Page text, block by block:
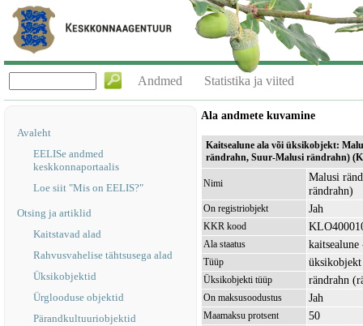
Andmed Statistika ja viited
Avaleht
EELISe andmed
keskkonnaportaalis
Loe siit "Mis on EELIS?"
Otsing ja artiklid
Kaitstavad alad
Rahvusvahelise tähtsusega alad
Üksikobjektid
Ürglooduse objektid
Pärandkultuuriobjektid
Ala andmete kuvamine
Kaitsealune ala või üksikobjekt:
rändrahn, Suur-Malusi rändrahn)
Nimi
Malusi
rändrahn)
On registriobjekt Jah
KKR kood
Ala staatus
Tüüp üksikobjekt
Üksikobjekti tüüp rändrahn
On maksusoodustus Jah
Maamaksu protsent 50